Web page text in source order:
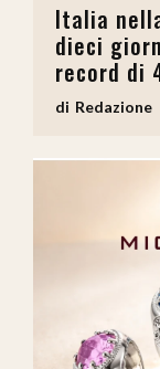
Italia
dieci
record di
Redazione